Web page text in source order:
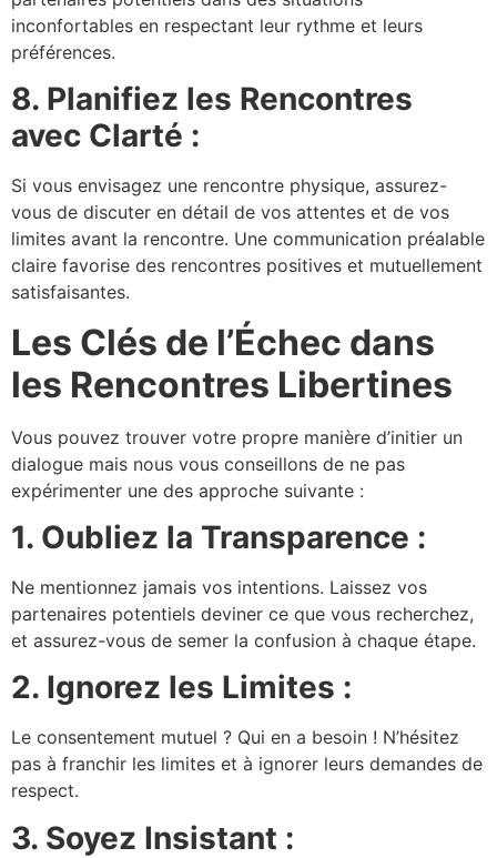
inconfortables en respectant leur rythme et leurs
préférences.
8. Planifiez les Rencontres
avec Clarté :
Si vous envisagez une rencontre physique, assurez-
vous de discuter en détail de vos attentes et de vos
limites avant la rencontre. Une communication préalable
claire favorise des rencontres positives et mutuellement
satisfaisantes.
Les Clés de l’Échec dans
les Rencontres Libertines
Vous pouvez trouver votre propre manière d’initier un
dialogue mais nous vous conseillons de ne pas
expérimenter une des approche suivante :
1. Oubliez la Transparence :
Ne mentionnez jamais vos intentions. Laissez vos
partenaires potentiels deviner ce que vous recherchez,
et assurez-vous de semer la confusion à chaque étape.
2. Ignorez les Limites :
Le consentement mutuel ? Qui en a besoin ! N’hésitez
pas à franchir les limites et à ignorer leurs demandes de
respect.
3. Soyez Insistant :